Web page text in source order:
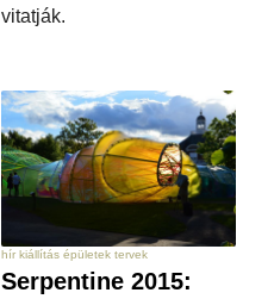
vitatják.
hír kiállítás épületek tervek
Serpentine 2015: